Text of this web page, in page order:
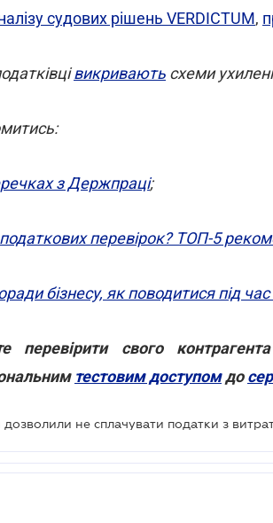
судових рішень VERDICTUM,
викривають схеми
з Держпраці;
податкових перевірок? ТОП-5
бізнесу, як поводитися під час
свого контрагента
тестовим доступомдо